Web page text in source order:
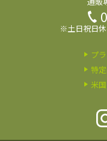
※土日祝日休
プ
特
米